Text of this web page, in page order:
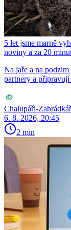
5 let jsme marně
noviny a za 20
Na jaře a na
partnery a
Chalupáři-
6. 8. 2026, 20:45
2 min